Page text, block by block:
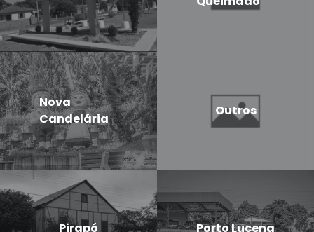
Nova
Candelária
Outros
Pirapó Porto Lucena